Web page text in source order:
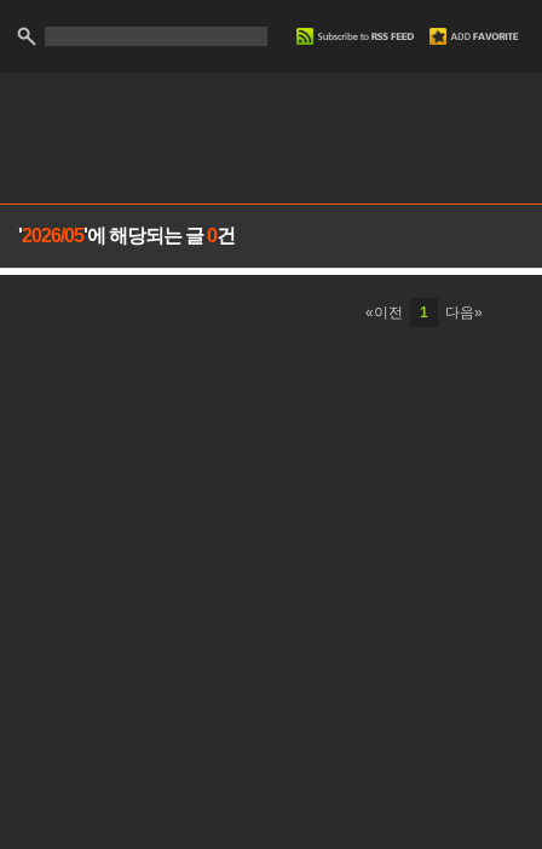
'2026/05'에 해당되는 글0건
«이전 1 다음»